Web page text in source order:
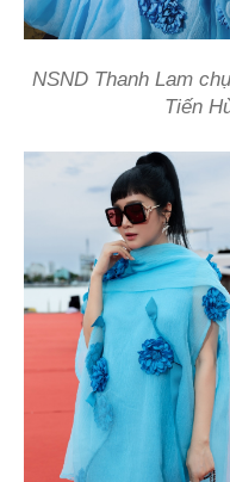
NSND Thanh Lam
Tiến